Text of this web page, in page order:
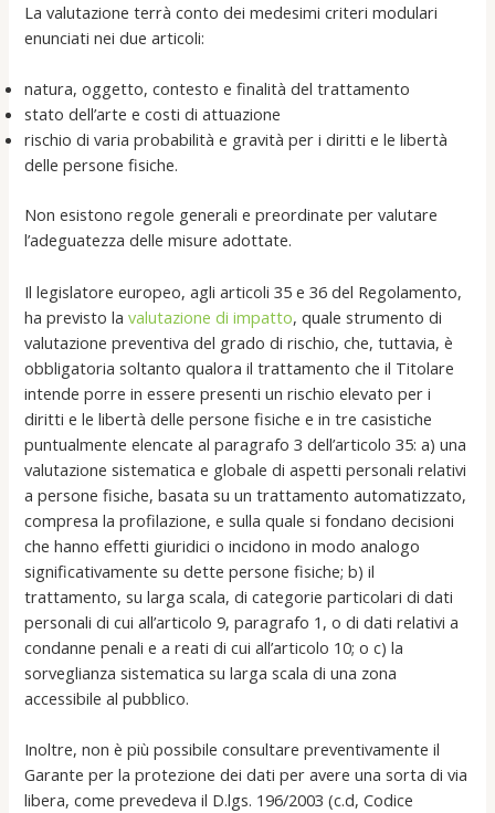
La valutazione terrà conto dei medesimi criteri modulari
enunciati nei due articoli:
natura, oggetto, contesto e finalità del trattamento
stato dell’arte e costi di attuazione
rischio di varia probabilità e gravità per i diritti e le libertà
delle persone fisiche.
Non esistono regole generali e preordinate per valutare
l’adeguatezza delle misure adottate.
Il legislatore europeo, agli articoli 35 e 36 del Regolamento,
ha previsto lavalutazione di impatto, quale strumento di
valutazione preventiva del grado di rischio, che, tuttavia, è
obbligatoria soltanto qualora il trattamento che il Titolare
intende porre in essere presenti un rischio elevato per i
diritti e le libertà delle persone fisiche e in tre casistiche
puntualmente elencate al paragrafo 3 dell’articolo 35: a) una
valutazione sistematica e globale di aspetti personali relativi
a persone fisiche, basata su un trattamento automatizzato,
compresa la profilazione, e sulla quale si fondano decisioni
che hanno effetti giuridici o incidono in modo analogo
significativamente su dette persone fisiche; b) il
trattamento, su larga scala, di categorie particolari di dati
personali di cui all’articolo 9, paragrafo 1, o di dati relativi a
condanne penali e a reati di cui all’articolo 10; o c) la
sorveglianza sistematica su larga scala di una zona
accessibile al pubblico.
Inoltre, non è più possibile consultare preventivamente il
Garante per la protezione dei dati per avere una sorta di via
libera, come prevedeva il D.lgs. 196/2003 (c.d, Codice